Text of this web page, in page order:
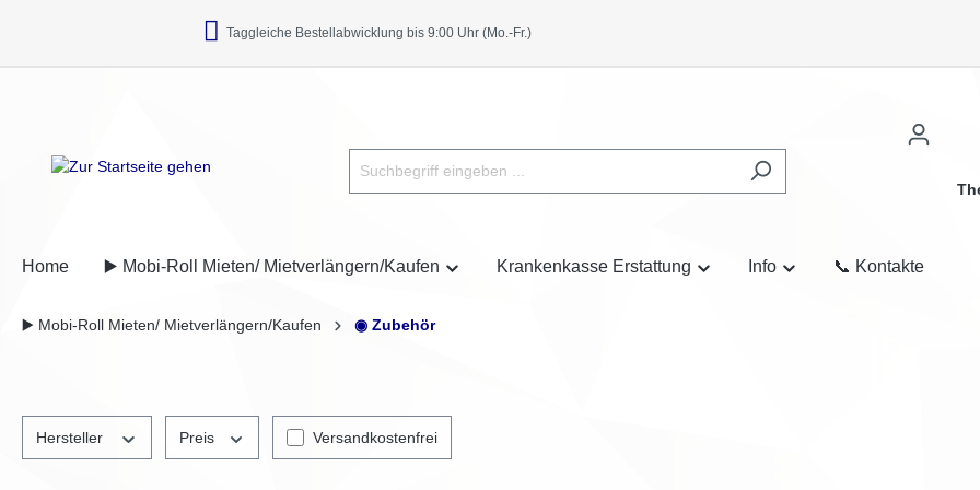
Taggleiche Bestellabwicklung bis 9:00 Uhr (Mo.-Fr.)
Home ▶️ Mobi-Roll Mieten/ Mietverlängern/Kaufen Krankenkasse Erstattung Info 📞 Kontakte
▶️ Mobi-Roll Mieten/ Mietverlängern/Kaufen ◉ Zubehör
Hersteller Preis Versandkostenfrei